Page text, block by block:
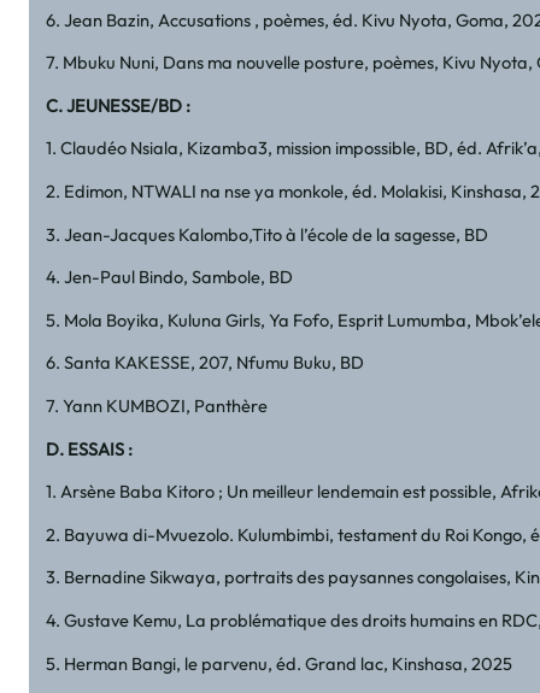
6. Jean Bazin, Accusations , poèmes, éd. Kivu Nyota, Goma,
7. Mbuku Nuni, Dans ma nouvelle posture, poèmes, Kivu
C. JEUNESSE/BD :
1. Claudéo Nsiala, Kizamba3, mission impossible, BD, éd.
2. Edimon, NTWALI na nse ya monkole, éd. Molakisi, Kinshasa,
3. Jean-Jacques Kalombo,Tito à l’école de la sagesse, BD
4. Jen-Paul Bindo, Sambole, BD
5. Mola Boyika, Kuluna Girls, Ya Fofo, Esprit Lumumba,
6. Santa KAKESSE, 207, Nfumu Buku, BD
7. Yann KUMBOZI, Panthère
D. ESSAIS :
1. Arsène Baba Kitoro ; Un meilleur lendemain est possible,
2. Bayuwa di-Mvuezolo. Kulumbimbi, testament du Roi Kongo,
3. Bernadine Sikwaya, portraits des paysannes congolaises,
4. Gustave Kemu, La problématique des droits humains en
5. Herman Bangi, le parvenu, éd. Grand lac, Kinshasa, 2025